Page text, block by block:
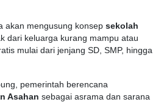
akan mengusung konsep sekolah
dari keluarga kurang mampu atau
mulai dari jenjang SD, SMP, hingga
pemerintah berencana
Asahan sebagai asrama dan sarana